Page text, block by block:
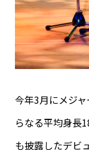
今年3月にメジ
らなる平均身長
も披露したデビ